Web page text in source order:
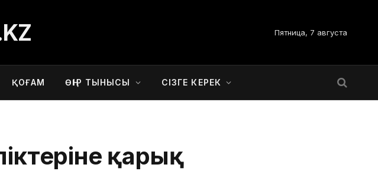
Пятница, 7 августа
ҚОҒАМ ӨҢІР ТЫНЫСЫ СІЗГЕ КЕРЕК
қарық